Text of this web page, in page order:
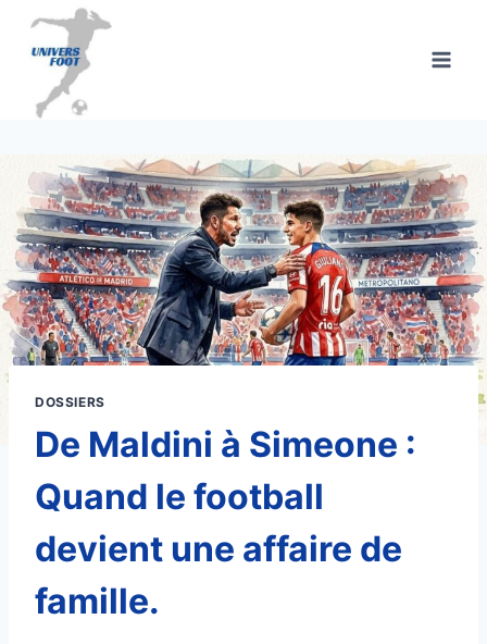
Aller
contenu
DOSSIERS
De Maldini à Simeone :
Quand le football
devient une affaire de
famille.